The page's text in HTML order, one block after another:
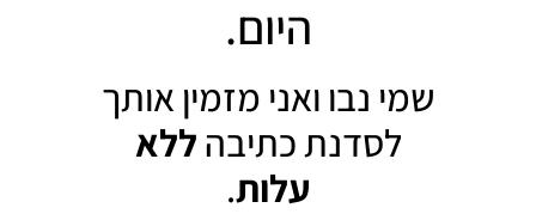
היום.
שמי נבו ואני מזמין אותך
לסדנת כתיבהללא
עלות.